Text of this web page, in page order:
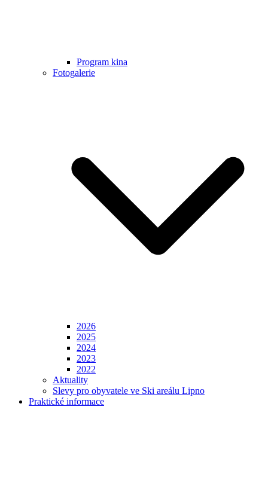
Program kina
Fotogalerie
2026
2025
2024
2023
2022
Aktuality
Slevy pro obyvatele ve Ski areálu Lipno
Praktické informace